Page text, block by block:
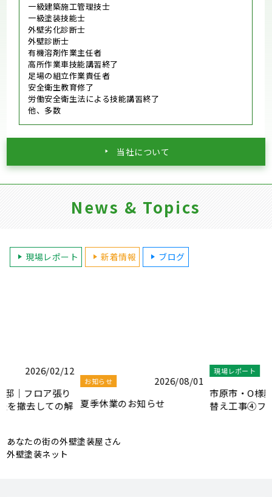
一級建築施工管理技士
一級塗装技能士
外壁劣化診断士
外壁診断士
有機溶剤作業主任者
高所作業車技能講習終了
足場の組立作業責任者
安全衛生教育修了
労働安全衛生法による技能講習終了
他、多数
当社について
News & Topics
現場レポート 新着情報 ブログ
2026/08/01
夏季休業のお知らせ
2026/07/26
市原市・O様邸｜フロア張り
替え工事④フローリング工事
あなたの街の外壁塗装屋さん
外壁塗装ネット